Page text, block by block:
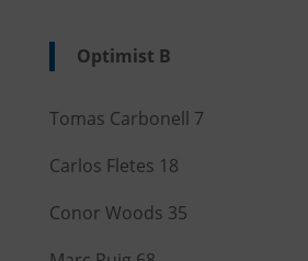
Optimist B
Tomas Carbonell 7
Carlos Fletes 18
Conor Woods 35